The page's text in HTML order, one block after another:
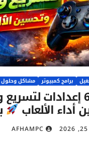
برامج كمبيوتر مشاكل وحلول
أداء الألعاب
AFHAMPC